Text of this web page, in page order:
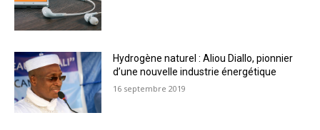
Hydrogène naturel : Aliou Diallo, pionnier
d’une nouvelle industrie énergétique
16 septembre 2019